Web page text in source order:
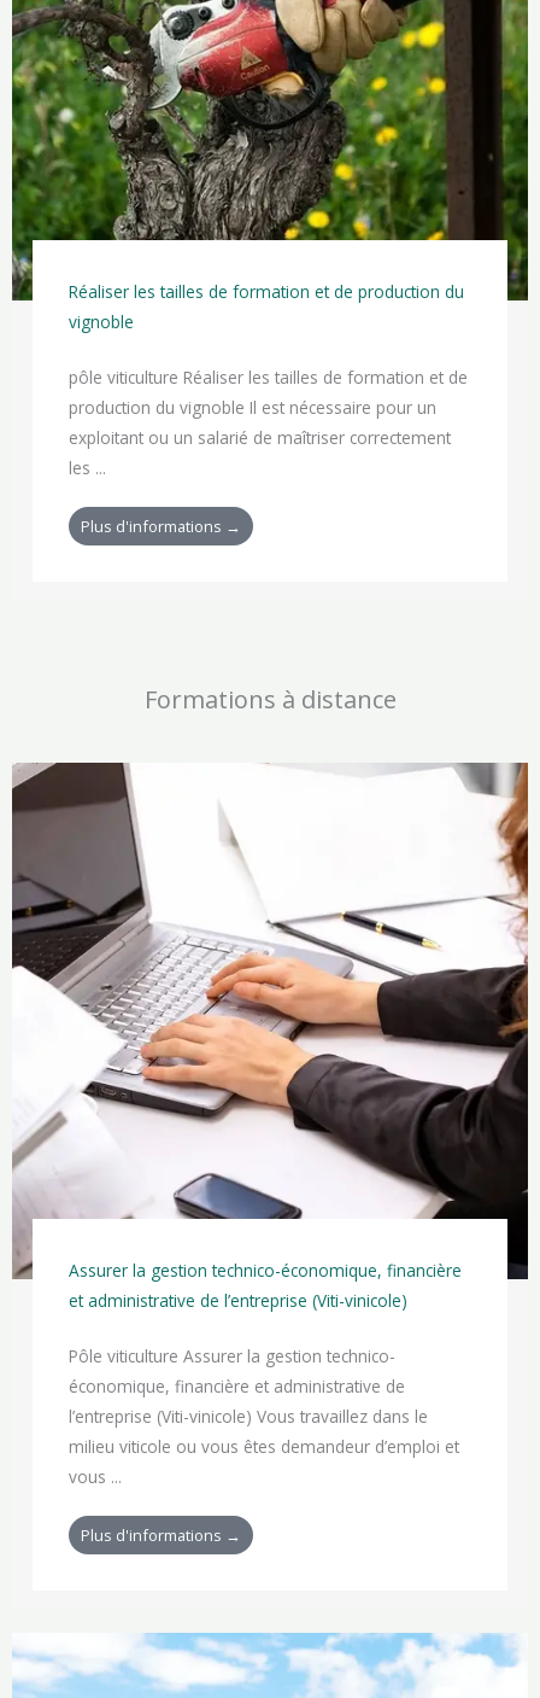
Réaliser les tailles de formation et de production du
vignoble
pôle viticulture Réaliser les tailles de formation et de
production du vignoble Il est nécessaire pour un
exploitant ou un salarié de maîtriser correctement
les ...
Plus d'informations →
Formations à distance
Assurer la gestion technico-économique, financière
et administrative de l’entreprise (Viti-vinicole)
Pôle viticulture Assurer la gestion technico-
économique, financière et administrative de
l’entreprise (Viti-vinicole) Vous travaillez dans le
milieu viticole ou vous êtes demandeur d’emploi et
vous ...
Plus d'informations →